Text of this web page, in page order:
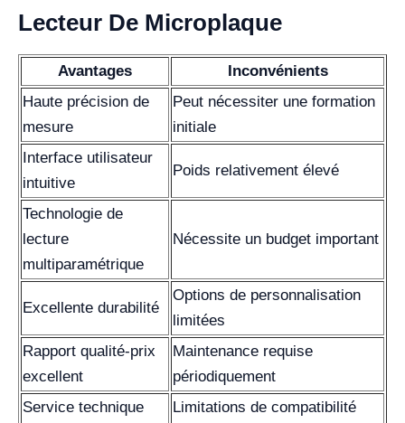
Lecteur De Microplaque
Avantages
Inconvénients
Haute précision de
mesure
Peut nécessiter une formation
initiale
Interface utilisateur
intuitive
Poids relativement élevé
Technologie de
lecture
multiparamétrique
Nécessite un budget important
Excellente durabilité
Options de personnalisation
limitées
Rapport qualité-prix
excellent
Maintenance requise
périodiquement
Service technique
Limitations de compatibilité